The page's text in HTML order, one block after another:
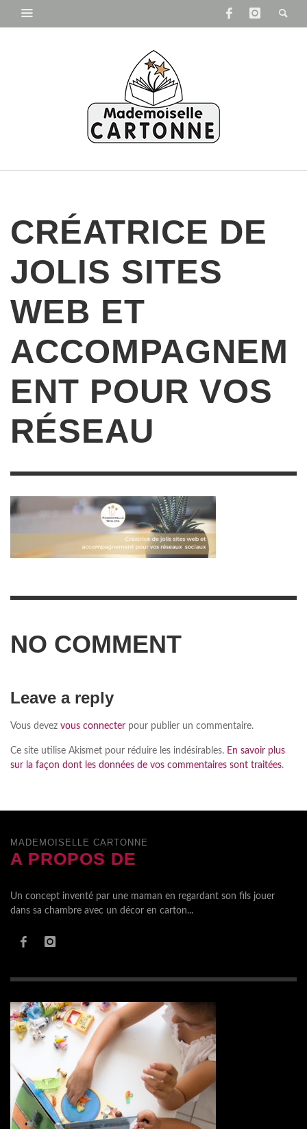
CRÉATRICE DE
JOLIS SITES
WEB ET
ACCOMPAGNEM
ENT POUR VOS
RÉSEAU
NO COMMENT
Leave a reply
Vous devez vous connecter pour publier un commentaire.
Ce site utilise Akismet pour réduire les indésirables. En savoir plus
sur la façon dont les données de vos commentaires sont traitées.
MADEMOISELLE CARTONNE
A PROPOS DE
Un concept inventé par une maman en regardant son fils jouer
dans sa chambre avec un décor en carton...